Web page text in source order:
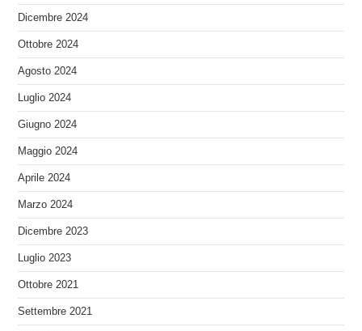
Dicembre 2024
Ottobre 2024
Agosto 2024
Luglio 2024
Giugno 2024
Maggio 2024
Aprile 2024
Marzo 2024
Dicembre 2023
Luglio 2023
Ottobre 2021
Settembre 2021